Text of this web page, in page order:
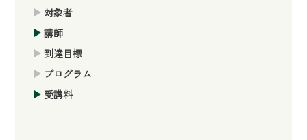
対象者
講師
到達目標
プログラム
受講料